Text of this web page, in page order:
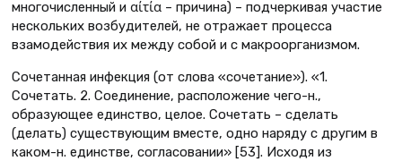
многочисленный и αίτία – причина) – подчеркивая участие
нескольких возбудителей, не отражает процесса
взамодействия их между собой и с макроорганизмом.
Сочетанная инфекция (от слова «сочетание»). «1.
Сочетать. 2. Соединение, расположение чего-н.,
образующее единство, целое. Сочетать – сделать
(делать) существующим вместе, одно наряду с другим в
каком-н. единстве, согласовании» [53]. Исходя из